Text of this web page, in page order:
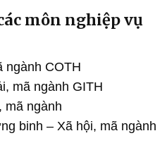
môn nghiệp vụ
ngành COTH
mã ngành GITH
mã ngành
binh – Xã hội, mã ngành